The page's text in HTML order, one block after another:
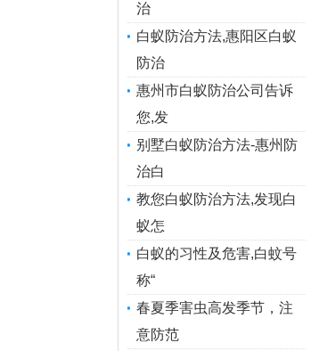
治
白蚁防治方法,惠阳区白蚁
防治
惠州市白蚁防治公司告诉
您,发
别墅白蚁防治方法-惠州防
治白
教您白蚁防治方法,发现白
蚁怎
白蚁的习性及危害,白蚊号
称“
春夏季害虫高发季节，注
意防范